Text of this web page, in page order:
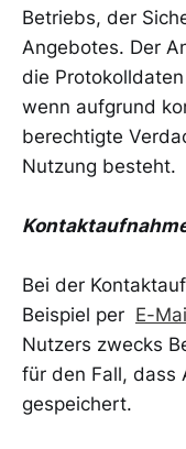
Betriebs, der
Angebotes. Der
die
wenn aufgrund
berechtigte
Nutzung besteht.
Bei der
Beispiel per E-
Nutzers zwecks
für den Fall, dass
gespeichert.